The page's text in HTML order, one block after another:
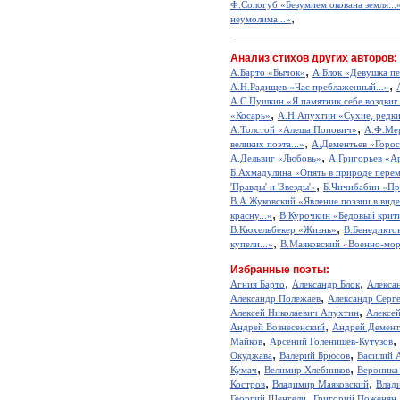
Ф.Сологуб «Безумием окована
неумолима...»,
Анализ стихов других авторов:
А.Барто «Бычок», А.Блок «Девушка
А.Н.Радищев «Час преблаженный...»,
А.С.Пушкин «Я памятник себе
«Косарь», А.Н.Апухтин «Сухие,
А.Толстой «Алеша Попович»,
великих поэта...», А.Дементьев
А.Дельвиг «Любовь», А.Григорьев
Б.Ахмадулина «Опять в природе
'Правды' и 'Звезды'», Б.Чичибабин
В.А.Жуковский «Явление поэзии в
красну...», В.Курочкин «Бедовый
В.Кюхельбекер «Жизнь»,
купели...», В.Маяковский «Военно-
Избранные поэты:
Агния Барто, Александр Блок,
Александр Полежаев, Александр
Алексей Николаевич Апухтин,
Андрей Вознесенский, Андрей
Майков, Арсений Голенищев-Кутузов,
Окуджава, Валерий Брюсов, Василий
Кумач, Велимир Хлебников,
Костров, Владимир Маяковский,